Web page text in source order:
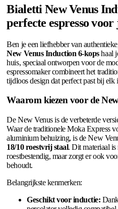
Bialetti New Venus
perfecte espresso
Ben je een liefhebber van
New Venus Induction 6-kopshaal
huis, speciaal ontworpen voor de
espressomaker combineert het
tijdloos design dat perfect past bij elk
Waarom kiezen voor de
De New Venus is de verbeterde
Waar de traditionele Moka Express
aluminium behuizing, is de New
18/10 roestvrij staal. Dit materiaal is
roestbestendig, maar zorgt er ook
behoudt.
Belangrijkste kenmerken:
Geschikt voor inductie: